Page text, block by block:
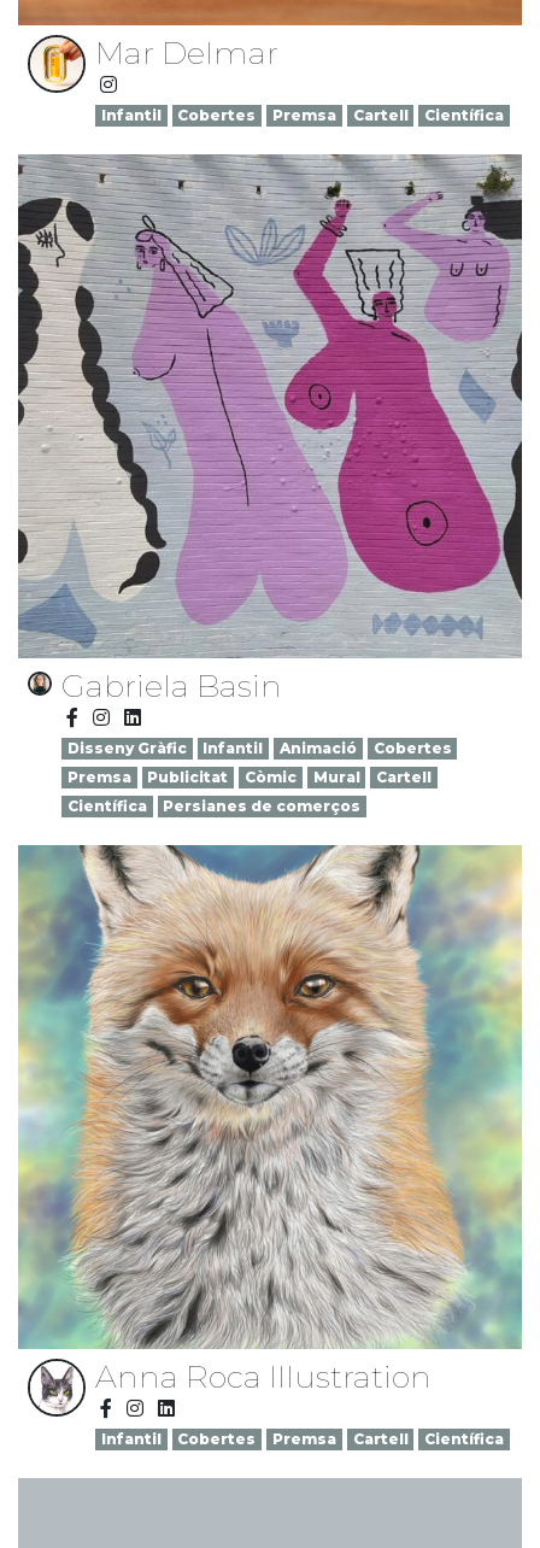
Mar Delmar
Infantil Cobertes Premsa Cartell Científica
Gabriela Basin
Disseny Gràfic Infantil Animació
Cobertes
Premsa
Publicitat Còmic Mural
Cartell
Científica
Persianes de comerços
Anna Roca Illustration
Infantil Cobertes Premsa Cartell Científica